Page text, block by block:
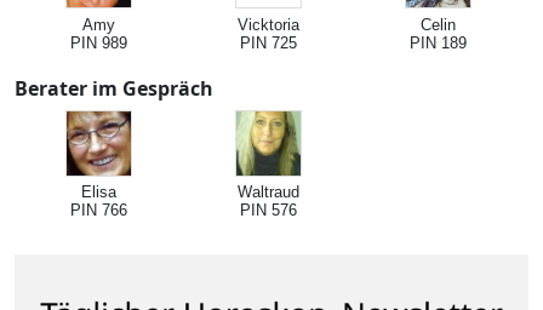
Amy
PIN 989
Vicktoria
PIN 725
Celin
PIN 189
Berater im Gespräch
Elisa
PIN 766
Waltraud
PIN 576